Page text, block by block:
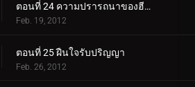
ตอนที่ 24 ความปรารถนาของฮีโร่
Feb. 19, 2012
ตอนที่ 25 ฝืนใจรับปริญญา
Feb. 26, 2012